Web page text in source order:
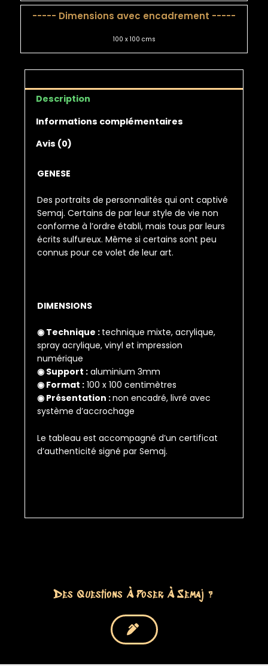
----- Dimensions avec encadrement -----
100 x 100 cms
Description
Informations complémentaires
Avis (0)
GENESE
Des portraits de personnalités qui ont captivé
Semaj. Certains de par leur style de vie non
conforme à l’ordre établi, mais tous par leurs
écrits sulfureux. Même si certains sont peu
connus pour ce volet de leur art.
DIMENSIONS
◉ Technique : technique mixte, acrylique,
spray acrylique, vinyl et impression
numérique
◉ Support : aluminium 3mm
◉ Format : 100 x 100 centimètres
◉ Présentation :non encadré, livré avec
système d’accrochage
Le tableau est accompagné d’un certificat
d’authenticité signé par Semaj.
Des Questions À Poser À Semaj ?